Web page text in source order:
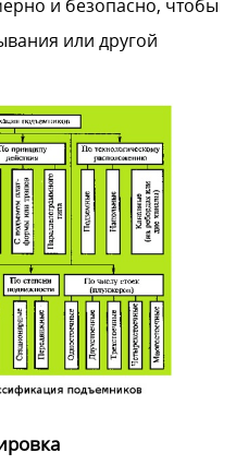
и безопасно, чтобы
или другой